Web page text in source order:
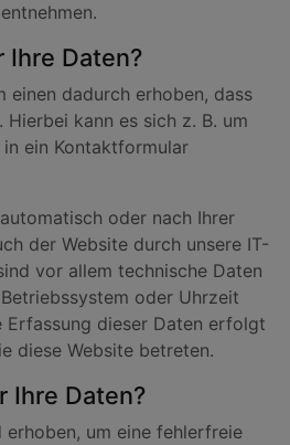
Ihre Daten?
einen dadurch erhoben, dass
Hierbei kann es sich z. B. um
ein Kontaktformular
oder nach Ihrer
der Website durch unsere IT-
vor allem technische Daten
oder Uhrzeit
Erfassung dieser Daten erfolgt
diese Website betreten.
Ihre Daten?
erhoben, um eine fehlerfreie